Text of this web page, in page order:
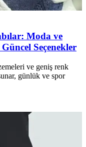
Moda ve
Seçenekler
ve geniş renk
günlük ve spor